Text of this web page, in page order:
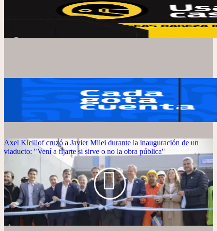
Axel Kicillof cruzó a Javier Milei durante la inauguración de un
viaducto: "Vení a fijarte si sirve o no la obra pública"